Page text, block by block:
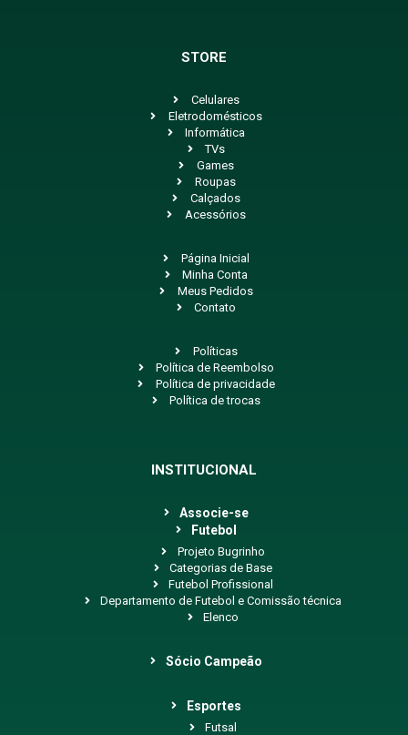
STORE
Celulares
Eletrodomésticos
Informática
TVs
Games
Roupas
Calçados
Acessórios
Página Inicial
Minha Conta
Meus Pedidos
Contato
Políticas
Política de Reembolso
Política de privacidade
Política de trocas
INSTITUCIONAL
Associe-se
Futebol
Projeto Bugrinho
Categorias de Base
Futebol Profissional
Departamento de Futebol e Comissão técnica
Elenco
Sócio Campeão
Esportes
Futsal